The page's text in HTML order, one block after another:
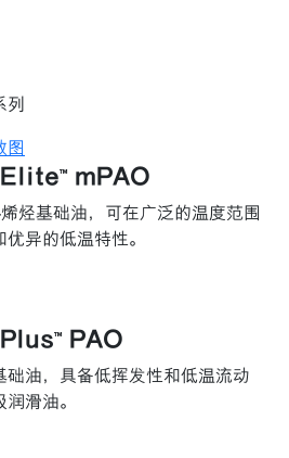
列
mPAO
烃基础油，可在广泛的温度范围
异的低温特性。
PAO
础油，具备低挥发性和低温流动
滑油。